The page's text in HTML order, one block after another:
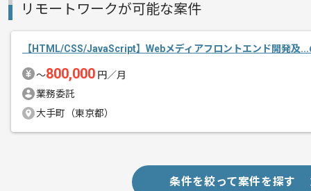
メント
グローバルにサービスを展開する企業の
リモートワークが可能な案件
【HTML/CSS/JavaScript】Webメディアフロントエンド開発及
〜800,000 円／月
業務委託
大手町（東京都）
条件を絞って案件を探す